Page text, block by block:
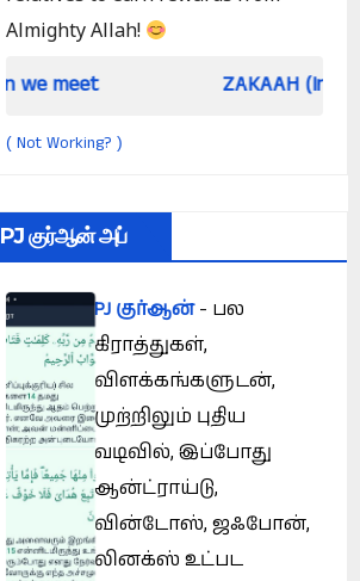
Almighty Allah!
ZAKAAH (In the light of Qur an
( Not Working? )
PJ குர்ஆன் அப்
PJ குர்ஆன்- பல
கிராத்துகள்,
விளக்கங்களுடன்,
முற்றிலும் புதிய
வடிவில், இப்போது
ஆன்ட்ராய்டு,
வின்டோஸ், ஜஃபோன்,
லினக்ஸ் உட்பட